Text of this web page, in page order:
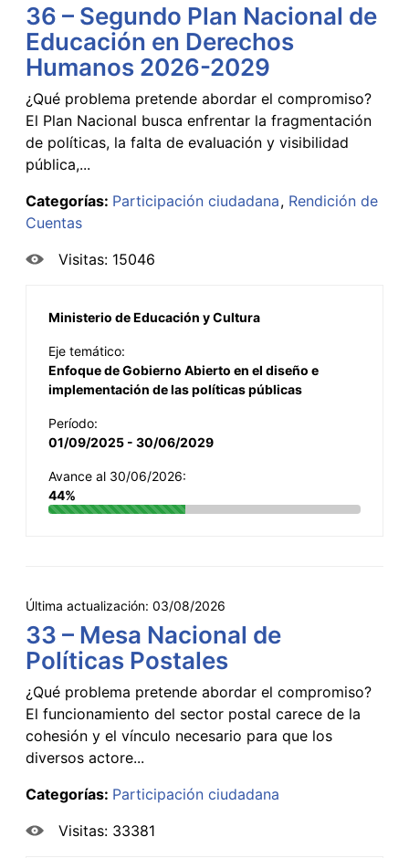
36 – Segundo Plan Nacional de
Educación en Derechos
Humanos 2026-2029
¿Qué problema pretende abordar el compromiso?
El Plan Nacional busca enfrentar la fragmentación
de políticas, la falta de evaluación y visibilidad
pública,...
Categorías: Participación ciudadana Rendición de
Cuentas
Visitas: 15046
Ministerio de Educación y Cultura
Eje temático:
Enfoque de Gobierno Abierto en el diseño e
implementación de las políticas públicas
Período:
01/09/2025 - 30/06/2029
Avance al 30/06/2026:
44%
Última actualización: 03/08/2026
33 – Mesa Nacional de
Políticas Postales
¿Qué problema pretende abordar el compromiso?
El funcionamiento del sector postal carece de la
cohesión y el vínculo necesario para que los
diversos actore...
Categorías: Participación ciudadana
Visitas: 33381